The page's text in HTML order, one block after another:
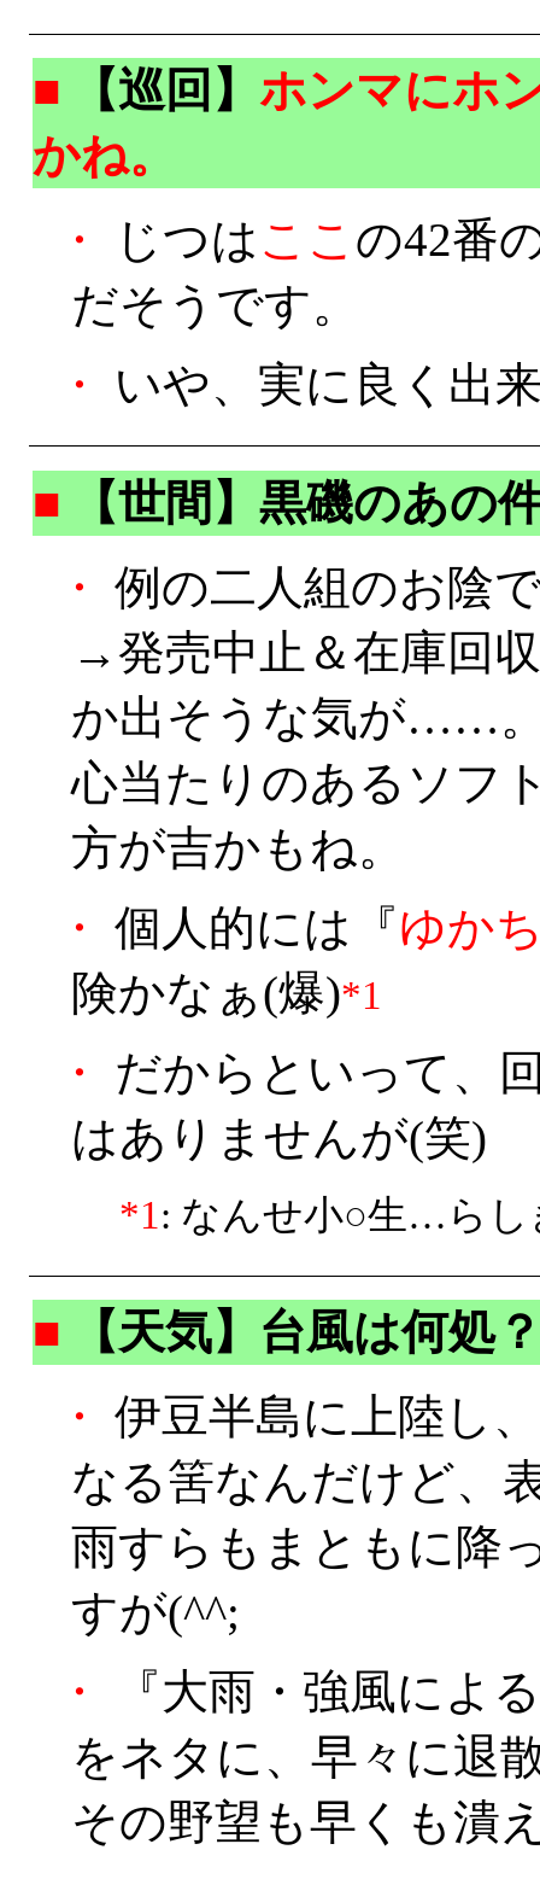
■ 【巡回】ホンマにホ
かね。
・
じつはここ の42番
だそうです。
・
いや、実に良く出
■
【世間】黒磯のあの
・
例の二人組のお陰
→発売中止＆在庫回
か出そうな気が……
心当たりのあるソフ
方が吉かもね。
・
個人的には『ゆか
険かなぁ(爆)*1
・
だからといって、
はありませんが(笑)
*1: なんせ小○生…らし
■
【天気】台風は何処
・
伊豆半島に上陸し
なる筈なんだけど、
雨すらもまともに降
すが(^^;
・
『大雨・強風によ
をネタに、早々に退
その野望も早くも潰